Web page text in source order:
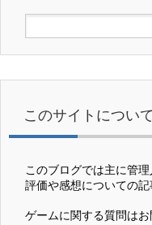
このサイトについて
このブログでは主に管
評価や感想についての記
ゲームに関する質問は